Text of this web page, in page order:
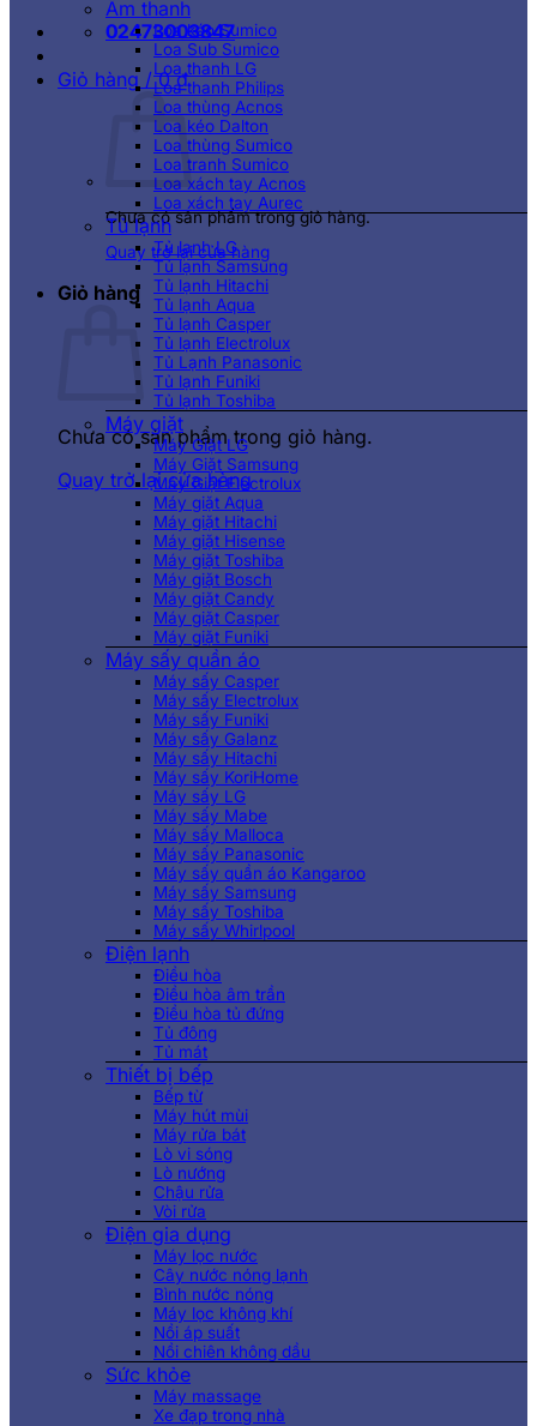
02473003847
Giỏ hàng /0₫
Chưa có sản phẩm trong giỏ hàng.
Quay trở lại cửa hàng
Giỏ hàng
Chưa có sản phẩm trong giỏ hàng.
Quay trở lại cửa hàng
Âm thanh
Loa kéo Sumico
Loa Sub Sumico
Loa thanh LG
Loa thanh Philips
Loa thùng Acnos
Loa kéo Dalton
Loa thùng Sumico
Loa tranh Sumico
Loa xách tay Acnos
Loa xách tay Aurec
Tủ lạnh
Tủ lạnh LG
Tủ lạnh Samsung
Tủ lạnh Hitachi
Tủ lạnh Aqua
Tủ lạnh Casper
Tủ lạnh Electrolux
Tủ Lạnh Panasonic
Tủ lạnh Funiki
Tủ lạnh Toshiba
Máy giặt
Máy Giặt LG
Máy Giặt Samsung
Máy Giặt Electrolux
Máy giặt Aqua
Máy giặt Hitachi
Máy giặt Hisense
Máy giặt Toshiba
Máy giặt Bosch
Máy giặt Candy
Máy giặt Casper
Máy giặt Funiki
Máy sấy quần áo
Máy sấy Casper
Máy sấy Electrolux
Máy sấy Funiki
Máy sấy Galanz
Máy sấy Hitachi
Máy sấy KoriHome
Máy sấy LG
Máy sấy Mabe
Máy sấy Malloca
Máy sấy Panasonic
Máy sấy quần áo Kangaroo
Máy sấy Samsung
Máy sấy Toshiba
Máy sấy Whirlpool
Điện lạnh
Điều hòa
Điều hòa âm trần
Điều hòa tủ đứng
Tủ đông
Tủ mát
Thiết bị bếp
Bếp từ
Máy hút mùi
Máy rửa bát
Lò vi sóng
Lò nướng
Chậu rửa
Vòi rửa
Điện gia dụng
Máy lọc nước
Cây nước nóng lạnh
Bình nước nóng
Máy lọc không khí
Nồi áp suất
Nồi chiên không dầu
Sức khỏe
Máy massage
Xe đạp trong nhà